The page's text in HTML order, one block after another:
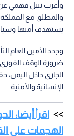
وأعرب نبيل فهمي عن
والمطلق مع المملكة
يستهدف أمنها
وجدد الأمين العام
ضرورة الوقف
الجاري داخل اليمن،
الإنسانية والأمنية.
اقرأ أيضا:
الهجمات على